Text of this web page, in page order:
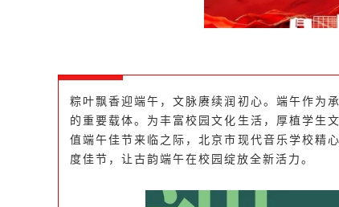
粽叶飘香迎端午，文脉赓续润初心。端午作为
的重要载体。为丰富校园文化生活，厚植学生
值端午佳节来临之际，北京市现代音乐学校精
度佳节，让古韵端午在校园绽放全新活力。